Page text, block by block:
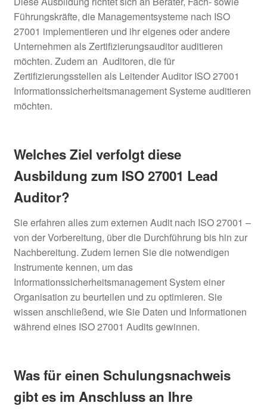
Führungskräfte, die Managementsysteme nach ISO
27001 implementieren und ihr eigenes oder andere
Unternehmen als Zertifizierungsauditor auditieren
möchten. Zudem an Auditoren, die für
Zertifizierungsstellen als Leitender Auditor ISO 27001
Informationssicherheitsmanagement Systeme auditieren
möchten.
Welches Ziel verfolgt diese
Ausbildung zum ISO 27001 Lead
Auditor?
Sie erfahren alles zum externen Audit nach ISO 27001 –
von der Vorbereitung, über die Durchführung bis hin zur
Nachbereitung. Zudem lernen Sie die notwendigen
Instrumente kennen, um das
Informationssicherheitsmanagement System einer
Organisation zu beurteilen und zu optimieren. Sie
wissen anschließend, wie Sie Daten und Informationen
während eines ISO 27001 Audits gewinnen.
Was für einen Schulungsnachweis
gibt es im Anschluss an Ihre